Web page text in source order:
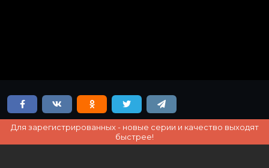
Для зарегистрированных - новые серии и качество выходят
быстрее!